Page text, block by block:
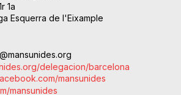
1a
Esquerra de l'Eixample
delegacion/barcelona
mansunides
mansunides